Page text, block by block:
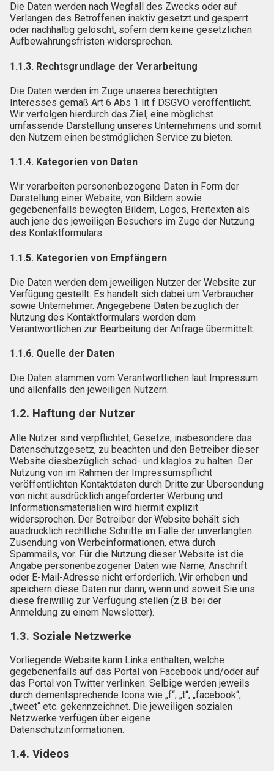
Die Daten werden nach Wegfall des Zwecks oder auf
Verlangen des Betroffenen inaktiv gesetzt und gesperrt
oder nachhaltig gelöscht, sofern dem keine gesetzlichen
Aufbewahrungsfristen widersprechen.
1.1.3. Rechtsgrundlage der Verarbeitung
Die Daten werden im Zuge unseres berechtigten
Interesses gemäß Art 6 Abs 1 lit f DSGVO veröffentlicht.
Wir verfolgen hierdurch das Ziel, eine möglichst
umfassende Darstellung unseres Unternehmens und somit
den Nutzern einen bestmöglichen Service zu bieten.
1.1.4. Kategorien von Daten
Wir verarbeiten personenbezogene Daten in Form der
Darstellung einer Website, von Bildern sowie
gegebenenfalls bewegten Bildern, Logos, Freitexten als
auch jene des jeweiligen Besuchers im Zuge der Nutzung
des Kontaktformulars.
1.1.5. Kategorien von Empfängern
Die Daten werden dem jeweiligen Nutzer der Website zur
Verfügung gestellt. Es handelt sich dabei um Verbraucher
sowie Unternehmer. Angegebene Daten bezüglich der
Nutzung des Kontaktformulars werden dem
Verantwortlichen zur Bearbeitung der Anfrage übermittelt.
1.1.6. Quelle der Daten
Die Daten stammen vom Verantwortlichen laut Impressum
und allenfalls den jeweiligen Nutzern.
1.2. Haftung der Nutzer
Alle Nutzer sind verpflichtet, Gesetze, insbesondere das
Datenschutzgesetz, zu beachten und den Betreiber dieser
Website diesbezüglich schad- und klaglos zu halten. Der
Nutzung von im Rahmen der Impressumspflicht
veröffentlichten Kontaktdaten durch Dritte zur Übersendung
von nicht ausdrücklich angeforderter Werbung und
Informationsmaterialien wird hiermit explizit
widersprochen. Der Betreiber der Website behält sich
ausdrücklich rechtliche Schritte im Falle der unverlangten
Zusendung von Werbeinformationen, etwa durch
Spammails, vor. Für die Nutzung dieser Website ist die
Angabe personenbezogener Daten wie Name, Anschrift
oder E-Mail-Adresse nicht erforderlich. Wir erheben und
speichern diese Daten nur dann, wenn und soweit Sie uns
diese freiwillig zur Verfügung stellen (z.B. bei der
Anmeldung zu einem Newsletter).
1.3. Soziale Netzwerke
Vorliegende Website kann Links enthalten, welche
gegebenenfalls auf das Portal von Facebook und/oder auf
das Portal von Twitter verlinken. Selbige werden jeweils
durch dementsprechende Icons wie „f“, „t“, „facebook“,
„tweet“ etc. gekennzeichnet. Die jeweiligen sozialen
Netzwerke verfügen über eigene
Datenschutzinformationen.
1.4. Videos